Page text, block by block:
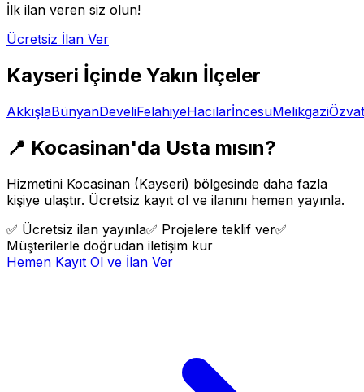
İlk ilan veren siz olun!
Ücretsiz İlan Ver
Kayseri İçinde Yakın İlçeler
AkkışlaBünyanDeveliFelahiyeHacılarİncesuMelikgazi
📍 Kocasinan'da Usta mısın?
Hizmetini Kocasinan (Kayseri) bölgesinde daha fazla
kişiye ulaştır. Ücretsiz kayıt ol ve ilanını hemen yayınla.
✅ Ücretsiz ilan yayınla✅ Projelere teklif ver✅
Müşterilerle doğrudan iletişim kur
Hemen Kayıt Ol ve İlan Ver